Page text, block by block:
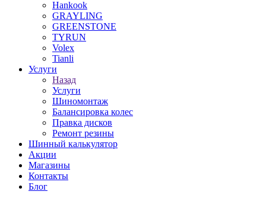
Hankook
GRAYLING
GREENSTONE
TYRUN
Volex
Tianli
Услуги
Назад
Услуги
Шиномонтаж
Балансировка колес
Правка дисков
Ремонт резины
Шинный калькулятор
Акции
Магазины
Контакты
Блог